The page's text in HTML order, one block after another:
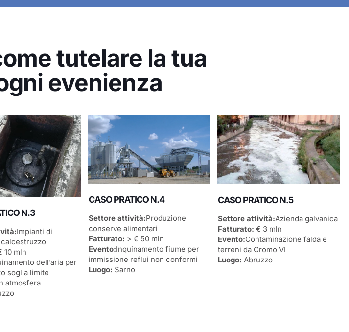
tutelare la tua
evenienza
N.3
Impianti di
10 mln
dell’aria per
soglia limite
atmosfera
CASO PRATICO N.4
Settore attività:Produzione
conserve alimentari
Fatturato: > € 50 mln
Evento:Inquinamento fiume per
immissione reflui non conformi
Luogo: Sarno
CASO PRATICO N.5
Settore attività:Azienda galvanica
Fatturato: € 3 mln
Evento:Contaminazione falda e
terreni da Cromo VI
Luogo: Abruzzo